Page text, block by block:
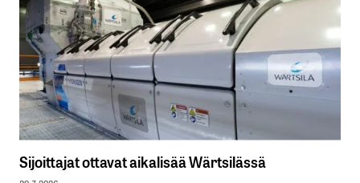
Sijoittajat ottavat aikalisää Wärtsilässä